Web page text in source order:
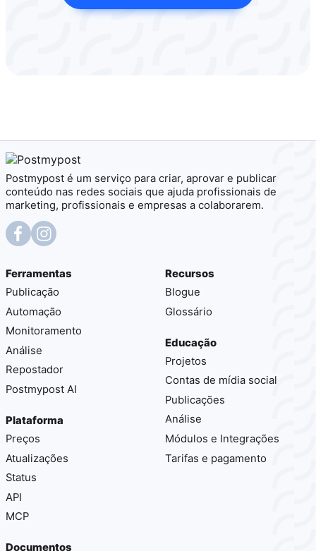
Postmypost é um serviço para criar, aprovar e publicar
conteúdo nas redes sociais que ajuda profissionais de
marketing, profissionais e empresas a colaborarem.
Ferramentas
Publicação
Automação
Monitoramento
Análise
Repostador
Postmypost AI
Plataforma
Preços
Atualizações
Status
API
MCP
Recursos
Blogue
Glossário
Educação
Projetos
Contas de mídia social
Publicações
Análise
Módulos e Integrações
Tarifas e pagamento
Documentos